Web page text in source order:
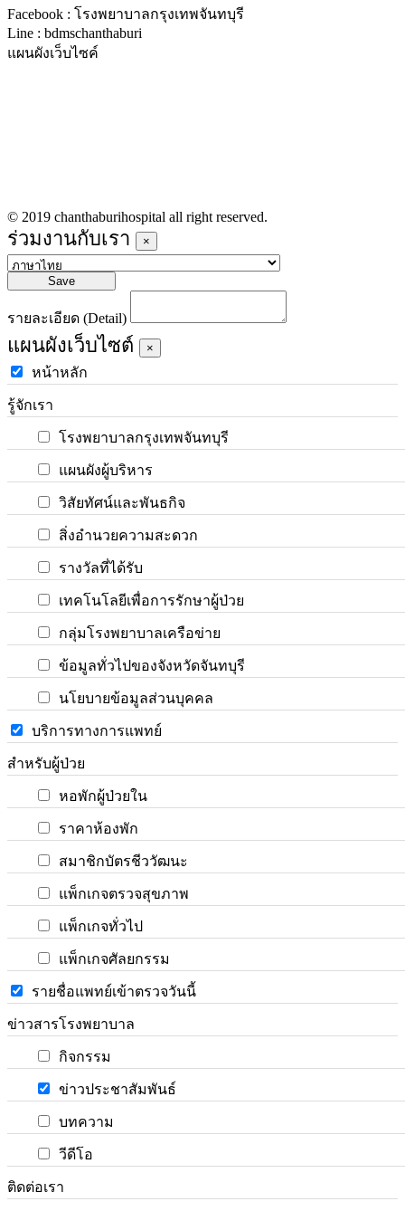
Facebook : โรงพยาบาลกรุงเทพจันทบุรี
Line : bdmschanthaburi
แผนผังเว็บไซค์
© 2019 chanthaburihospital all right reserved.
ร่วมงานกับเรา ×
Save
รายละเอียด (Detail)
แผนผังเว็บไซต์ ×
หน้าหลัก
รู้จักเรา
โรงพยาบาลกรุงเทพจันทบุรี
แผนผังผู้บริหาร
วิสัยทัศน์และพันธกิจ
สิ่งอำนวยความสะดวก
รางวัลที่ได้รับ
เทคโนโลยีเพื่อการรักษาผู้ป่วย
กลุ่มโรงพยาบาลเครือข่าย
ข้อมูลทั่วไปของจังหวัดจันทบุรี
นโยบายข้อมูลส่วนบุคคล
บริการทางการแพทย์
สำหรับผู้ป่วย
หอพักผู้ป่วยใน
ราคาห้องพัก
สมาชิกบัตรชีววัฒนะ
แพ็กเกจตรวจสุขภาพ
แพ็กเกจทั่วไป
แพ็กเกจศัลยกรรม
รายชื่อแพทย์เข้าตรวจวันนี้
ข่าวสารโรงพยาบาล
กิจกรรม
ข่าวประชาสัมพันธ์
บทความ
วีดีโอ
ติดต่อเรา